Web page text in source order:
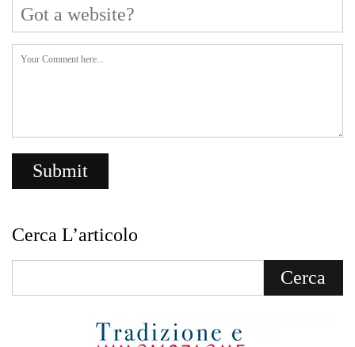
Cerca L’articolo